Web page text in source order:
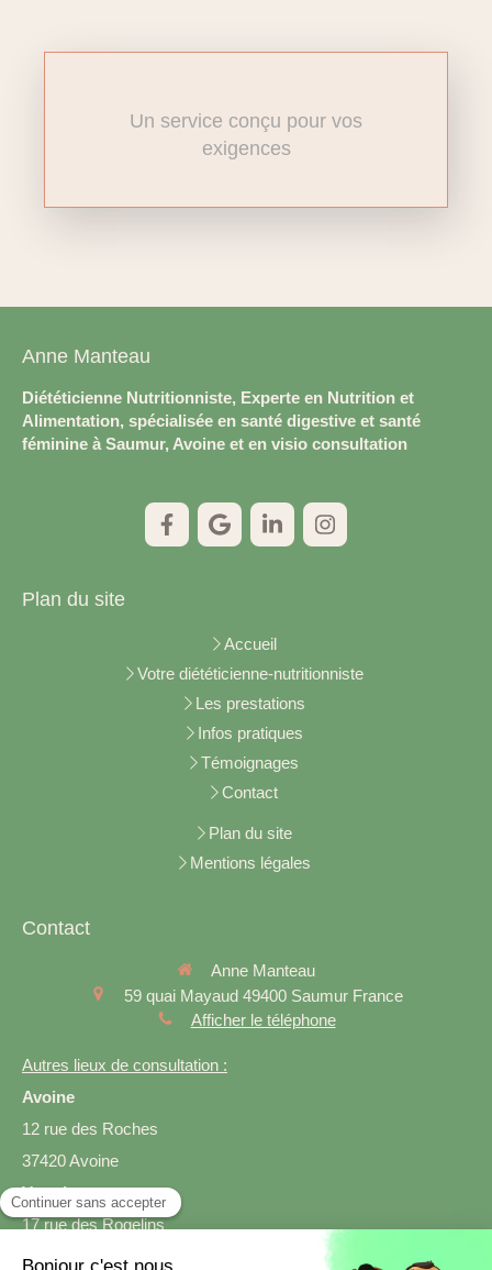
Un service conçu pour vos
exigences
Anne Manteau
Diététicienne Nutritionniste, Experte en Nutrition et
Alimentation, spécialisée en santé digestive et santé
féminine à Saumur, Avoine et en visio consultation
Plan du site
Accueil
Votre diététicienne-nutritionniste
Les prestations
Infos pratiques
Témoignages
Contact
Plan du site
Mentions légales
Contact
Anne Manteau
59 quai Mayaud 49400 Saumur France
Afficher le téléphone
Autres lieux de consultation :
Avoine
12 rue des Roches
37420 Avoine
Varrains
17 rue des Rogelins
49400 Varrains